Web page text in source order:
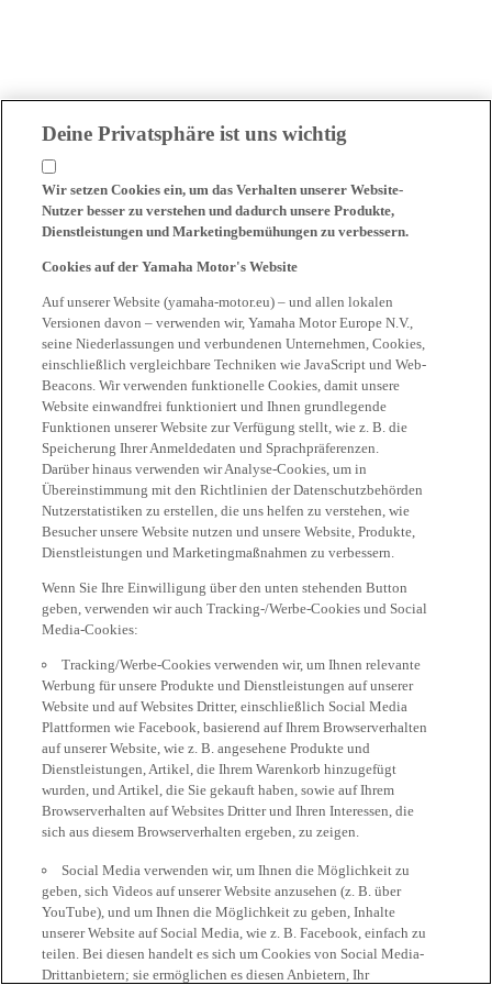
Deine Privatsphäre ist uns wichtig
Wir setzen Cookies ein, um das Verhalten unserer Website-
Nutzer besser zu verstehen und dadurch unsere Produkte,
Dienstleistungen und Marketingbemühungen zu verbessern.
Cookies auf der Yamaha Motor's Website
Auf unserer Website (yamaha-motor.eu) – und allen lokalen
Versionen davon – verwenden wir, Yamaha Motor Europe N.V.,
seine Niederlassungen und verbundenen Unternehmen, Cookies,
einschließlich vergleichbare Techniken wie JavaScript und Web-
Beacons. Wir verwenden funktionelle Cookies, damit unsere
Website einwandfrei funktioniert und Ihnen grundlegende
Funktionen unserer Website zur Verfügung stellt, wie z. B. die
Speicherung Ihrer Anmeldedaten und Sprachpräferenzen.
Darüber hinaus verwenden wir Analyse-Cookies, um in
Übereinstimmung mit den Richtlinien der Datenschutzbehörden
Nutzerstatistiken zu erstellen, die uns helfen zu verstehen, wie
Besucher unsere Website nutzen und unsere Website, Produkte,
Dienstleistungen und Marketingmaßnahmen zu verbessern.
Wenn Sie Ihre Einwilligung über den unten stehenden Button
geben, verwenden wir auch Tracking-/Werbe-Cookies und Social
Media-Cookies:
Tracking/Werbe-Cookies verwenden wir, um Ihnen relevante
Werbung für unsere Produkte und Dienstleistungen auf unserer
Website und auf Websites Dritter, einschließlich Social Media
Plattformen wie Facebook, basierend auf Ihrem Browserverhalten
auf unserer Website, wie z. B. angesehene Produkte und
Dienstleistungen, Artikel, die Ihrem Warenkorb hinzugefügt
wurden, und Artikel, die Sie gekauft haben, sowie auf Ihrem
Browserverhalten auf Websites Dritter und Ihren Interessen, die
sich aus diesem Browserverhalten ergeben, zu zeigen.
Social Media verwenden wir, um Ihnen die Möglichkeit zu
geben, sich Videos auf unserer Website anzusehen (z. B. über
YouTube), und um Ihnen die Möglichkeit zu geben, Inhalte
unserer Website auf Social Media, wie z. B. Facebook, einfach zu
teilen. Bei diesen handelt es sich um Cookies von Social Media-
Drittanbietern; sie ermöglichen es diesen Anbietern, Ihr